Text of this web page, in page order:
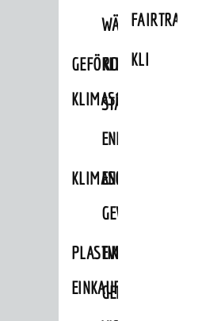
WÄRMEPLANUNG
GEFÖRDERTE
STÄDTISCHES
GEWERBE
PLASTIKTÜTENFREIE
EINKAUFSSTADT
EVENTS
GEMEINSAME
FAIRTRADE